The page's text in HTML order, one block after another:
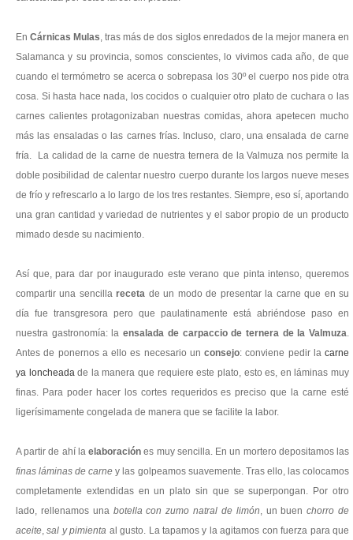
EnCárnicas Mulas, tras más de dos siglos enredados de la mejor manera en
Salamanca y su provincia, somos conscientes, lo vivimos cada año, de que
cuando el termómetro se acerca o sobrepasa los 30º el cuerpo nos pide otra
cosa. Si hasta hace nada, los cocidos o cualquier otro plato de cuchara o las
carnes calientes protagonizaban nuestras comidas, ahora apetecen mucho
más las ensaladas o las carnes frías. Incluso, claro, una ensalada de carne
fría. La calidad de la carne de nuestra ternera de la Valmuza nos permite la
doble posibilidad de calentar nuestro cuerpo durante los largos nueve meses
de frío y refrescarlo a lo largo de los tres restantes. Siempre, eso sí, aportando
una gran cantidad y variedad de nutrientes y el sabor propio de un producto
mimado desde su nacimiento.
Así que, para dar por inaugurado este verano que pinta intenso, queremos
compartir una sencillareceta de un modo de presentar la carne que en su
día fue transgresora pero que paulatinamente está abriéndose paso en
nuestra gastronomía: laensalada de carpaccio de ternera de la Valmuza.
Antes de ponernos a ello es necesario un consejo: conviene pedir la carne
ya loncheadade la manera que requiere este plato, esto es, en láminas muy
finas. Para poder hacer los cortes requeridos es preciso que la carne esté
ligerísimamente congelada de manera que se facilite la labor.
A partir de ahí laelaboración es muy sencilla. En un mortero depositamos las
finas láminas de carne y las golpeamos suavemente. Tras ello, las colocamos
completamente extendidas en un plato sin que se superpongan. Por otro
lado, rellenamos una botella con zumo natral de limón, un buenchorro de
aceite,sal y pimienta al gusto. La tapamos y la agitamos con fuerza para que